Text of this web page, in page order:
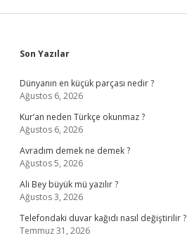
Sidebar
Son Yazılar
Dünyanın en küçük parçası nedir ?
Ağustos 6, 2026
Kur’an neden Türkçe okunmaz ?
Ağustos 6, 2026
Avradım demek ne demek ?
Ağustos 5, 2026
Ali Bey büyük mü yazılır ?
Ağustos 3, 2026
Telefondaki duvar kağıdı nasıl değiştirilir ?
Temmuz 31, 2026